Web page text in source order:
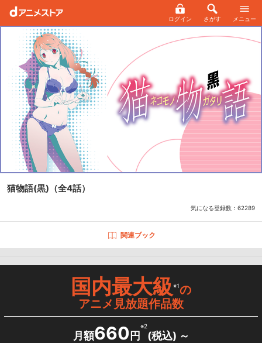
ログイン さがす メニュー
猫物語(黒) （全4話）
気になる登録数： 62289
関連ブック
国内最大級※1の
アニメ見放題作品数
月額660 円
※2
(税込) ～